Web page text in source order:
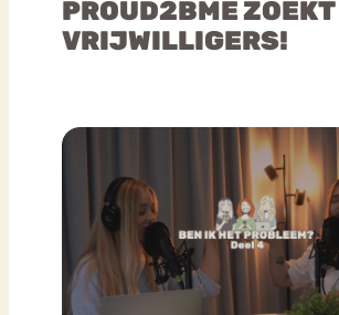
PROUD2BME ZOEKT
VRIJWILLIGERS!